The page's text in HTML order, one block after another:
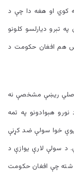
کوي او هغه دا چې د
تېرو دیارلسو کلونو
هم افغان حکومت د
اصلي ریښې مشخصې نه
هېوادونو په تمه
خوا سولې ضد کړنې
د سولې لارې یوازې د
شته چې افغان حکومت